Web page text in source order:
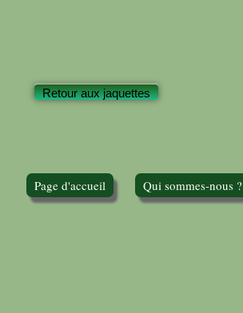
Retour aux jaquettes
Page d'accueil Qui sommes-nous ?